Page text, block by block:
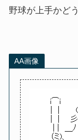
野球が上手かど
AA画像